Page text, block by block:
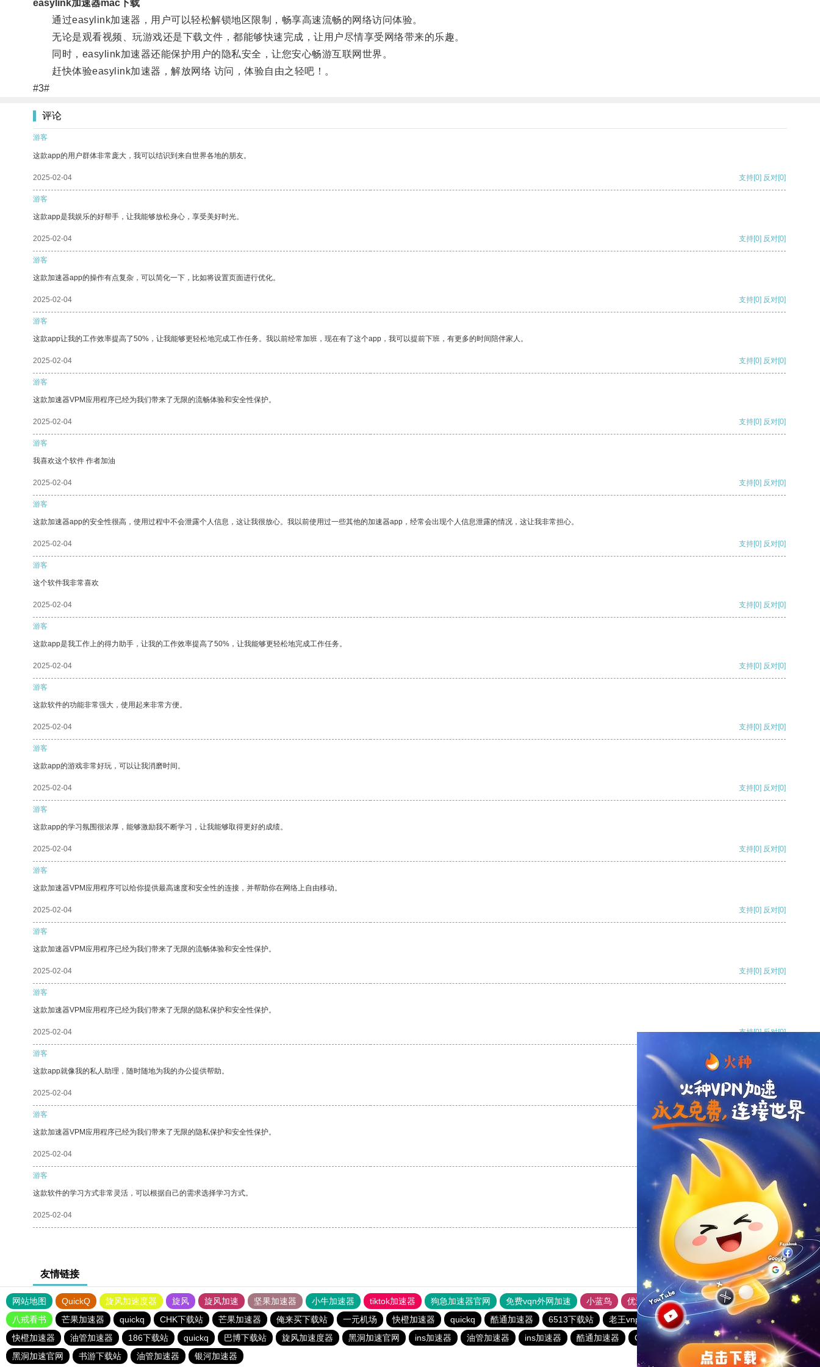
easylink加速器mac下载
通过easylink加速器，用户可以轻松解锁地区限制，畅享高速流畅的网络访问体验。
无论是观看视频、玩游戏还是下载文件，都能够快速完成，让用户尽情享受网络带来的乐趣。
同时，easylink加速器还能保护用户的隐私安全，让您安心畅游互联网世界。
赶快体验easylink加速器，解放网络 访问，体验自由之轻吧！。
#3#
评论
游客
这款app的用户群体非常庞大，我可以结识到来自世界各地的朋友。
2025-02-04 支持[0] 反对[0]
游客
这款app是我娱乐的好帮手，让我能够放松身心，享受美好时光。
2025-02-04 支持[0] 反对[0]
游客
这款加速器app的操作有点复杂，可以简化一下，比如将设置页面进行优化。
2025-02-04 支持[0] 反对[0]
游客
这款app让我的工作效率提高了50%，让我能够更轻松地完成工作任务。我以前经常加班，现在有了这个app，我可以提前下班，有更多的时间陪伴家人。
2025-02-04 支持[0] 反对[0]
游客
这款加速器VPM应用程序已经为我们带来了无限的流畅体验和安全性保护。
2025-02-04 支持[0] 反对[0]
游客
我喜欢这个软件 作者加油
2025-02-04 支持[0] 反对[0]
游客
这款加速器app的安全性很高，使用过程中不会泄露个人信息，这让我很放心。我以前使用过一些其他的加速器app，经常会出现个人信息泄露的情况，这让我非常担心。
2025-02-04 支持[0] 反对[0]
游客
这个软件我非常喜欢
2025-02-04 支持[0] 反对[0]
游客
这款app是我工作上的得力助手，让我的工作效率提高了50%，让我能够更轻松地完成工作任务。
2025-02-04 支持[0] 反对[0]
游客
这款软件的功能非常强大，使用起来非常方便。
2025-02-04 支持[0] 反对[0]
游客
这款app的游戏非常好玩，可以让我消磨时间。
2025-02-04 支持[0] 反对[0]
游客
这款app的学习氛围很浓厚，能够激励我不断学习，让我能够取得更好的成绩。
2025-02-04 支持[0] 反对[0]
游客
这款加速器VPM应用程序可以给你提供最高速度和安全性的连接，并帮助你在网络上自由移动。
2025-02-04 支持[0] 反对[0]
游客
这款加速器VPM应用程序已经为我们带来了无限的流畅体验和安全性保护。
2025-02-04 支持[0] 反对[0]
游客
这款加速器VPM应用程序已经为我们带来了无限的隐私保护和安全性保护。
2025-02-04 支持[0] 反对[0]
游客
这款app就像我的私人助理，随时随地为我的办公提供帮助。
2025-02-04 支持[0] 反对
游客
这款加速器VPM应用程序已经为我们带来了无限的隐私保护和安全性保护。
2025-02-04 支持
游客
这款软件的学习方式非常灵活，可以根据自己的需求选择学习方式。
2025-02-04 支持 反对 [0]
友情链接
网站地图 QuickQ 旋风加速度器 旋风 旋风加速 坚果加速器 小牛加速器 tiktok加速器 狗急加速器官网 免费vqn外网加速 小蓝鸟 优途加速器官网 风驰加速器
旋风加速器
八戒看书
芒果加速器 quickq CHK下载站 芒果加速器 俺来买下载站 一元机场 快橙加速器 quickq 酷通加速器 6513下载站 老王vnp 芒果加速器
9CZK下载站
快橙加速器
油管加速器 186下载站 quickq 巴博下载站 旋风加速度器 黑洞加速官网 ins加速器 油管加速器 ins加速器 酷通加速器 GOROOO下载站
一元机场
黑洞加速官网
书游下载站 油管加速器 银河加速器